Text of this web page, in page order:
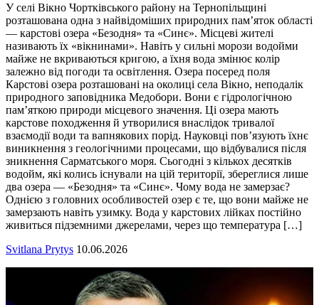
У селі Вікно Чортківського району на Тернопільщині
розташована одна з найвідоміших природних пам’яток області
— карстові озера «Безодня» та «Синє». Місцеві жителі
називають їх «вікнинами». Навіть у сильні морози водойми
майже не вкриваються кригою, а їхня вода змінює колір
залежно від погоди та освітлення. Озера посеред поля
Карстові озера розташовані на околиці села Вікно, неподалік
природного заповідника Медобори. Вони є гідрологічною
пам’яткою природи місцевого значення. Ці озера мають
карстове походження й утворилися внаслідок тривалої
взаємодії води та вапнякових порід. Науковці пов’язують їхнє
виникнення з геологічними процесами, що відбувалися після
зникнення Сарматського моря. Сьогодні з кількох десятків
водойм, які колись існували на цій території, збереглися лише
два озера — «Безодня» та «Синє». Чому вода не замерзає?
Однією з головних особливостей озер є те, що вони майже не
замерзають навіть узимку. Вода у карстових лійках постійно
живиться підземними джерелами, через що температура […]
Svitlana Prytys 10.06.2026